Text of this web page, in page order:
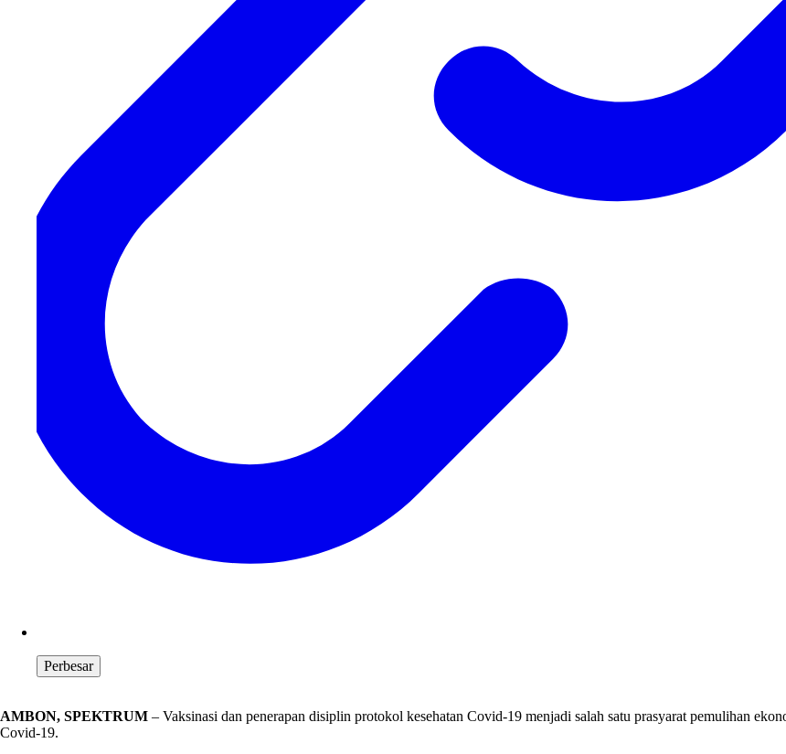
Perbesar
AMBON, SPEKTRUM – Vaksinasi dan penerapan disiplin protokol kesehatan Covid-19 menjadi salah satu prasyarat pemulihan
Covid-19.